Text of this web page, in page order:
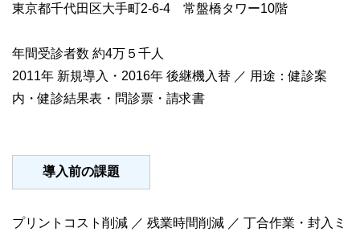
東京都千代田区大手町2-6-4 常盤橋タワー10階
年間受診者数 約4万５千人
2011年 新規導入・2016年 後継機入替 ／ 用途：健診案
内・健診結果表・問診票・請求書
導入前の課題
プリントコスト削減 ／ 残業時間削減 ／ 丁合作業・封入ミ